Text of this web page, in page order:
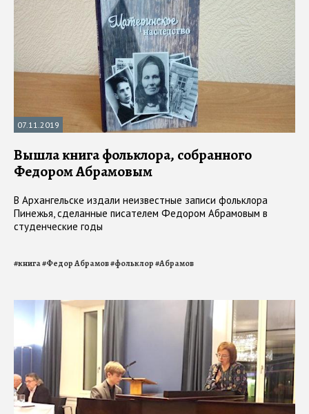
07.11.2019
Вышла книга фольклора, собранного
Федором Абрамовым
В Архангельске издали неизвестные записи фольклора
Пинежья, сделанные писателем Федором Абрамовым в
студенческие годы
#книга#Федор Абрамов#фольклор#Абрамов